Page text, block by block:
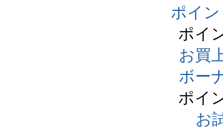
ポイ
ポイ
お買
ボー
ポイ
お